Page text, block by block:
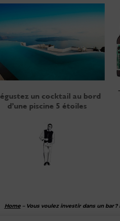
un cocktail au bord
d’une piscine 5 étoiles
Home– Vous voulez investir dans un bar